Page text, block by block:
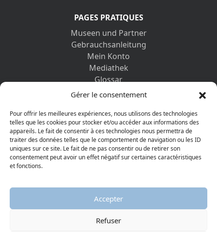
Gérer le consentement
Pour offrir les meilleures expériences, nous utilisons des technologies
telles que les cookies pour stocker et/ou accéder aux informations des
appareils. Le fait de consentir à ces technologies nous permettra de
traiter des données telles que le comportement de navigation ou les ID
uniques sur ce site. Le fait de ne pas consentir ou de retirer son
consentement peut avoir un effet négatif sur certaines caractéristiques
et fonctions.
Accepter
Refuser
PAGES PRATIQUES
Museen und Partner
Gebrauchsanleitung
Mein Konto
Mediathek
Glossar
Kontaktformular
Datenschutz-Bestimmungen
ENTDECKEN SIE AUCH
© 2026 Protestantisches Museum